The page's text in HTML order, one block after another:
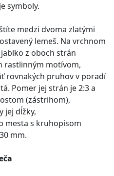
symboly.
medzi dvoma zlatými
lemeš. Na vrchnom
z oboch strán
rastlinným motívom,
rovnakých pruhov v poradí
Pomer jej strán je 2:3 a
(zástrihom),
jej dĺžky,
mesta s kruhopisom
mm.